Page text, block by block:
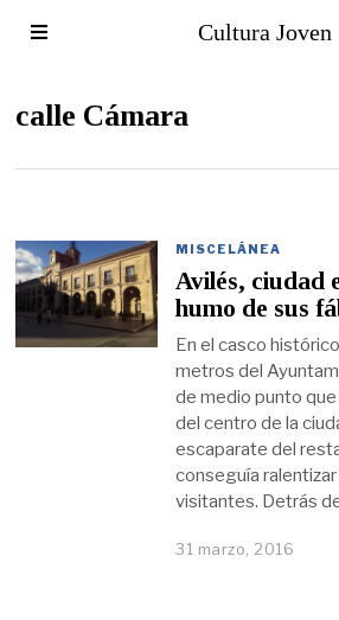
Cultura Joven
calle Cámara
MISCELÁNEA
Avilés, ciudad
humo de sus
En el casco
metros del
de medio punto
del centro de la
escaparate del
conseguía
visitantes. Detrás
31 marzo, 2016